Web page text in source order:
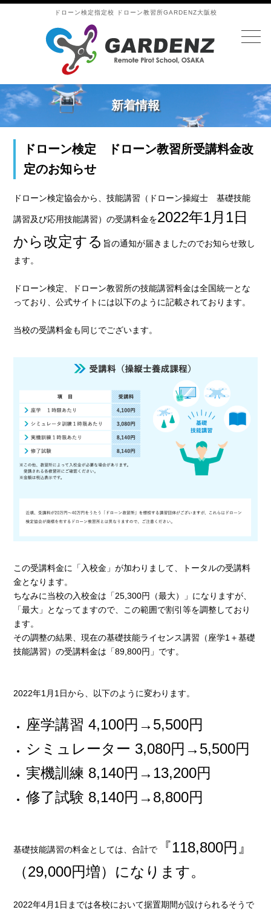
ドローン検定指定校 ドローン教習所GARDENZ大阪校
新着情報
ドローン検定 ドローン教習所受講料金改
定のお知らせ
ドローン検定協会から、技能講習（ドローン操縦士 基礎技能
講習及び応用技能講習）の受講料金を2022年1月1日
から改定する 旨の通知が届きましたのでお知らせ致し
ます。
ドローン検定、ドローン教習所の技能講習料金は全国統一とな
っており、公式サイトには以下のように記載されております。
当校の受講料金も同じでございます。
この受講料金に「入校金」が加わりまして、トータルの受講料
金となります。
ちなみに当校の入校金は「25,300円（最大）」になりますが、
「最大」となってますので、この範囲で割引等を調整しており
ます。
その調整の結果、現在の基礎技能ライセンス講習（座学1＋基礎
技能講習）の受講料金は「89,800円」です。
2022年1月1日から、以下のように変わります。
座学講習 4,100円→5,500円
シミュレーター 3,080円→5,500円
実機訓練 8,140円→13,200円
修了試験 8,140円→8,800円
基礎技能講習の料金としては、合計で
『118,800円』
（29,000円増）になります。
2022年4月1日までは各校において据置期間が設けられるそうで